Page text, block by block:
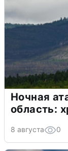
Ночная
область:
8 августа 0